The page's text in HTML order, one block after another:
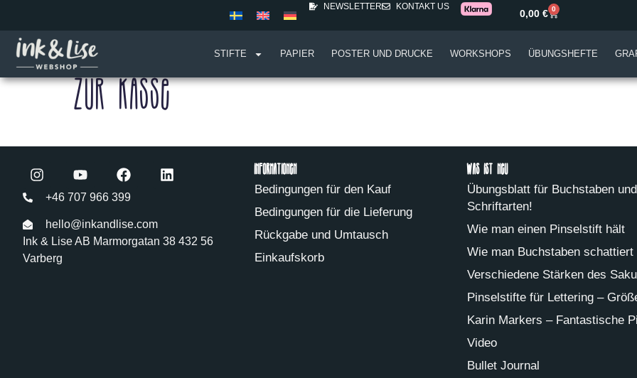
NEWSLETTER KONTAKT US
0,00€ 0
STIFTE PAPIER POSTER UND DRUCKE WORKSHOPS ÜBUNGSHEFTE
Zur Kasse
+46 707 966 399
hello@inkandlise.com
Ink & Lise AB Marmorgatan 38 432 56
Varberg
Informationen
Bedingungen für den Kauf
Bedingungen für die Lieferung
Rückgabe und Umtausch
Einkaufskorb
Was ist neu
Übungsblatt für Buchstaben
Schriftarten!
Wie man einen Pinselstift hält
Wie man Buchstaben schattiert
Verschiedene Stärken des
Pinselstifte für Lettering –
Karin Markers – Fantastische
Video
Bullet Journal